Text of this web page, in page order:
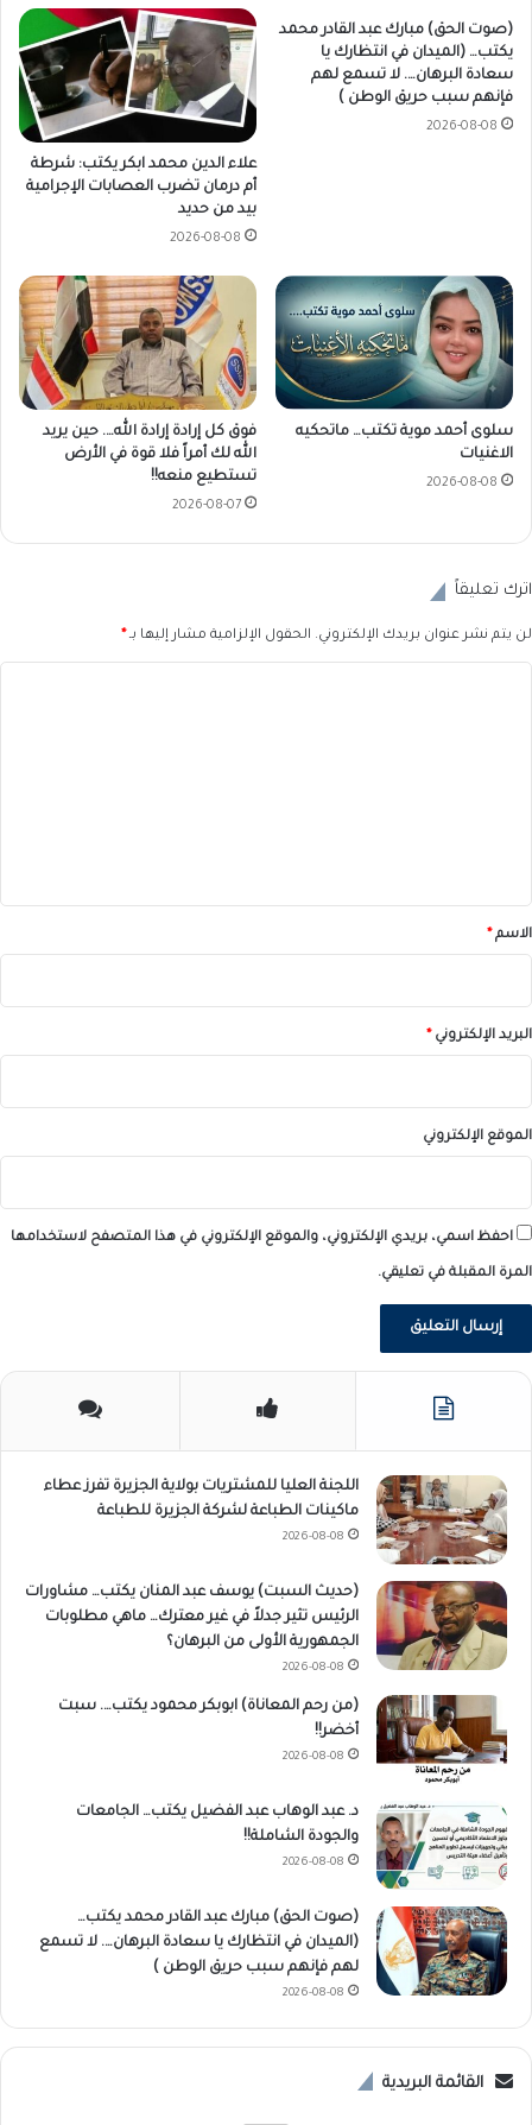
(صوت الحق) مبارك عبد القادر محمد
يكتب… (الميدان في انتظارك يا
سعادة البرهان…. لا تسمع لهم
فإنهم سبب حريق الوطن )
2026-08-08
علاء الدين محمد ابكر يكتب: شرطة
أم درمان تضرب العصابات الإجرامية
بيد من حديد
2026-08-08
سلوى أحمد موية تكتب… ماتحكيه
الاغنيات
2026-08-08
فوق كل إرادة إرادة الله…. حين يريد
الله لك أمراً فلا قوة في الأرض
تستطيع منعه!!
2026-08-07
اترك تعليقاً
لن يتم نشر عنوان بريدك الإلكتروني. الحقول الإلزامية مشار إليها بـ*
*الاسم*
البريد الإلكتروني*
الموقع الإلكتروني
احفظ اسمي، بريدي الإلكتروني، والموقع الإلكتروني في هذا المتصفح لاستخدامها
المرة المقبلة في تعليقي.
اللجنة العليا للمشتريات بولاية الجزيرة تفرز عطاء
ماكينات الطباعة لشركة الجزيرة للطباعة
2026-08-08
(حديث السبت) يوسف عبد المنان يكتب… مشاورات
الرئيس تثير جدلاً في غير معترك… ماهي مطلوبات
الجمهورية الأولى من البرهان؟
2026-08-08
(من رحم المعاناة) ابوبكر محمود يكتب…. سبت
أخضر!!
2026-08-08
د. عبد الوهاب عبد الفضيل يكتب… الجامعات
والجودة الشاملة!!
2026-08-08
(صوت الحق) مبارك عبد القادر محمد يكتب…
(الميدان في انتظارك يا سعادة البرهان…. لا تسمع
لهم فإنهم سبب حريق الوطن )
2026-08-08
القائمة البريدية